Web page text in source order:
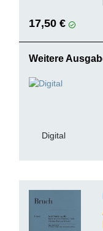
17,50 €
Weitere
Digital